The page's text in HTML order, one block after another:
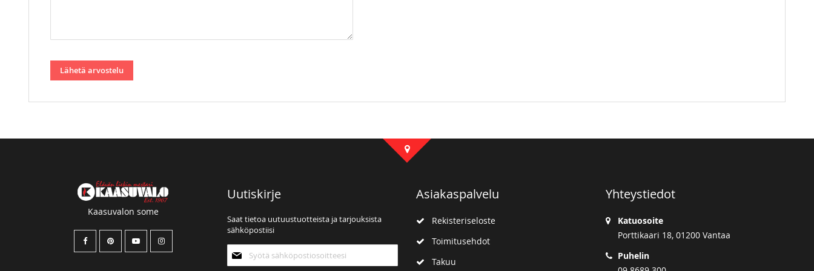
Lähetä arvostelu
Kaasuvalon some
Uutiskirje
Saat tietoa uutuustuotteista ja tarjouksista
sähköpostiisi
uutiskirjeemme:
Asiakaspalvelu
Rekisteriseloste
Toimitusehdot
Takuu
Yhteystiedot
Katuosoite
Porttikaari 18, 01200 Vantaa
Puhelin